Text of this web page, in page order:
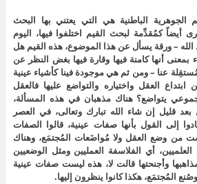
الجوهرية الباطنية هي التي يعتني بها البحث
أيضاً كمُقدِّمة لبحث القيم اختلفوا فيها، اليوم
– ورقة يسأل عن هذا الموضوع، هذه القيم هل
أنها كامنة فيها وقارة فيها بغض النظر عن
عنا – ومن ثم هي موجودة فينا كأشياء عينية
العقل واختياره والتواضع عليها فالعقل
يتواضع؟ هناك مذهبان في هذه المسألة،
قليل إن شاء الله تبارك وتعالى، في العصر
إلى القول بأنها صفات عينية، قالوا الصفات
من وضع العقل ولا مُواضَعات المُجتمَع، وهناك
العلميين، أي الفلاسفة العمليين ومثل الوضعيين
وأجنحتها قالت لا، هذه ليست صفات عينية
المُجتمَع، هكذا كانوا ينظرون إليها.